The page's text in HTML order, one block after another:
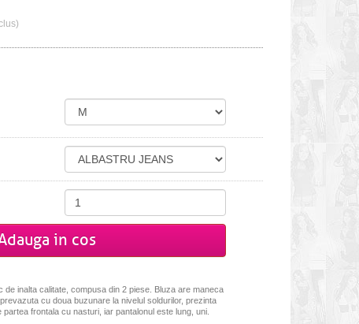
in cos
de inalta calitate, compusa din 2 piese. Bluza are maneca
cu doua buzunare la nivelul soldurilor, prezinta
frontala cu nasturi, iar pantalonul este lung, uni.